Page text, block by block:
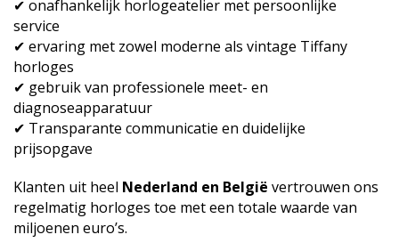
✔ onafhankelijk horlogeatelier met persoonlijke
service
✔ ervaring met zowel moderne als vintage Tiffany
horloges
✔ gebruik van professionele meet- en
diagnoseapparatuur
✔ Transparante communicatie en duidelijke
prijsopgave
Klanten uit heel Nederland en België vertrouwen ons
regelmatig horloges toe met een totale waarde van
miljoenen euro’s.